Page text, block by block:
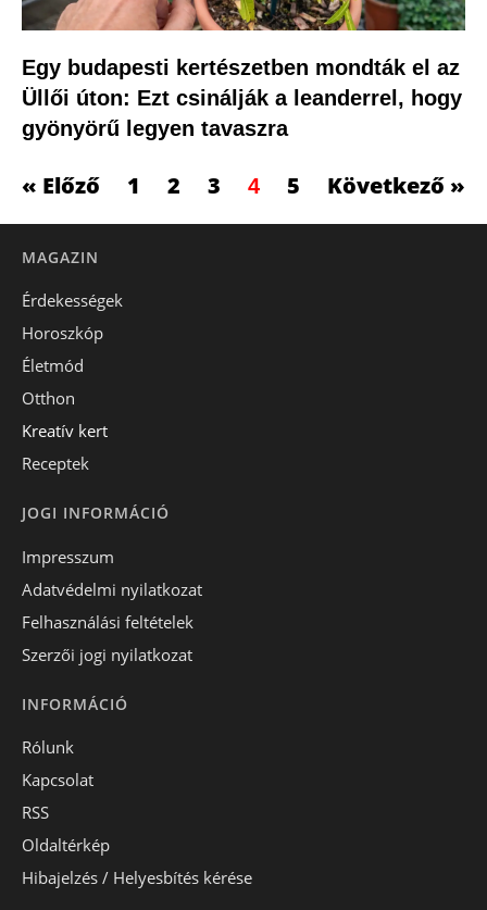
Egy budapesti kertészetben mondták el az
Üllői úton: Ezt csinálják a leanderrel, hogy
gyönyörű legyen tavaszra
« Előző 1 2 3 4 5 Következő »
MAGAZIN
Érdekességek
Horoszkóp
Életmód
Otthon
Kreatív kert
Receptek
JOGI INFORMÁCIÓ
Impresszum
Adatvédelmi nyilatkozat
Felhasználási feltételek
Szerzői jogi nyilatkozat
INFORMÁCIÓ
Rólunk
Kapcsolat
RSS
Oldaltérkép
Hibajelzés / Helyesbítés kérése